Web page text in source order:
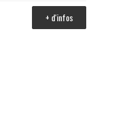
+ d'infos